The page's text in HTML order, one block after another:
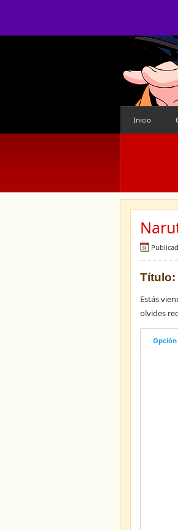
Inicio
Título:
Estás
olvides
Opción